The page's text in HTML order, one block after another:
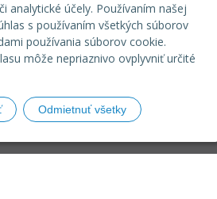
analytické účely. Používaním našej
s používaním všetkých súborov
používania súborov cookie.
môže nepriaznivo ovplyvniť určité
Odmietnuť všetky
+421 37 6586 731
+421 907 982 328